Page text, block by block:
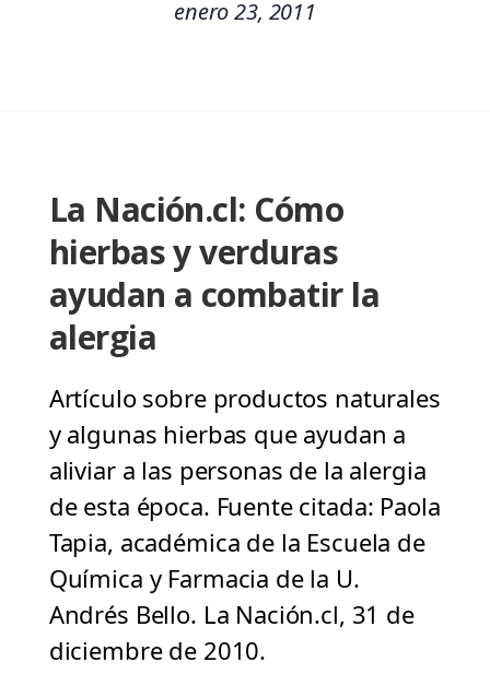
enero 23, 2011
La Nación.cl: Cómo
hierbas y verduras
ayudan a combatir la
alergia
Artículo sobre productos naturales
y algunas hierbas que ayudan a
aliviar a las personas de la alergia
de esta época. Fuente citada: Paola
Tapia, académica de la Escuela de
Química y Farmacia de la U.
Andrés Bello. La Nación.cl, 31 de
diciembre de 2010.